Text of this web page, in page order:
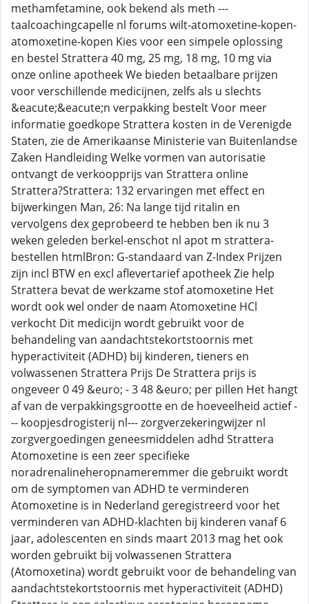
methamfetamine, ook bekend als meth ---
taalcoachingcapelle nl forums wilt-atomoxetine-kopen-
atomoxetine-kopen Kies voor een simpele oplossing
en bestel Strattera 40 mg, 25 mg, 18 mg, 10 mg via
onze online apotheek We bieden betaalbare prijzen
voor verschillende medicijnen, zelfs als u slechts
&eacute;&eacute;n verpakking bestelt Voor meer
informatie goedkope Strattera kosten in de Verenigde
Staten, zie de Amerikaanse Ministerie van Buitenlandse
Zaken Handleiding Welke vormen van autorisatie
ontvangt de verkoopprijs van Strattera online
Strattera?Strattera: 132 ervaringen met effect en
bijwerkingen Man, 26: Na lange tijd ritalin en
vervolgens dex geprobeerd te hebben ben ik nu 3
weken geleden berkel-enschot nl apot m strattera-
bestellen htmlBron: G-standaard van Z-Index Prijzen
zijn incl BTW en excl aflevertarief apotheek Zie help
Strattera bevat de werkzame stof atomoxetine Het
wordt ook wel onder de naam Atomoxetine HCl
verkocht Dit medicijn wordt gebruikt voor de
behandeling van aandachtstekortstoornis met
hyperactiviteit (ADHD) bij kinderen, tieners en
volwassenen Strattera Prijs De Strattera prijs is
ongeveer 0 49 &euro; - 3 48 &euro; per pillen Het hangt
af van de verpakkingsgrootte en de hoeveelheid actief -
-- koopjesdrogisterij nl--- zorgverzekeringwijzer nl
zorgvergoedingen geneesmiddelen adhd Strattera
Atomoxetine is een zeer specifieke
noradrenalineheropnameremmer die gebruikt wordt
om de symptomen van ADHD te verminderen
Atomoxetine is in Nederland geregistreerd voor het
verminderen van ADHD-klachten bij kinderen vanaf 6
jaar, adolescenten en sinds maart 2013 mag het ook
worden gebruikt bij volwassenen Strattera
(Atomoxetina) wordt gebruikt voor de behandeling van
aandachtstekortstoornis met hyperactiviteit (ADHD)